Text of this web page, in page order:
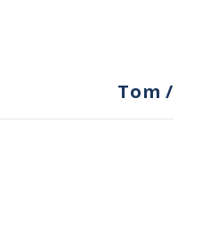
Tom/